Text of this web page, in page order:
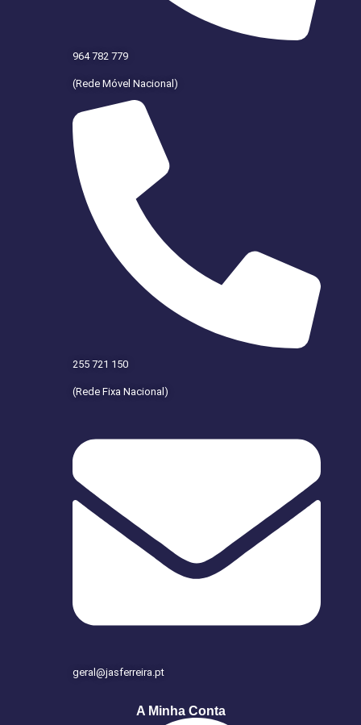
964 782 779
(Rede Móvel Nacional)
255 721 150
(Rede Fixa Nacional)
geral@jasferreira.pt
A Minha Conta